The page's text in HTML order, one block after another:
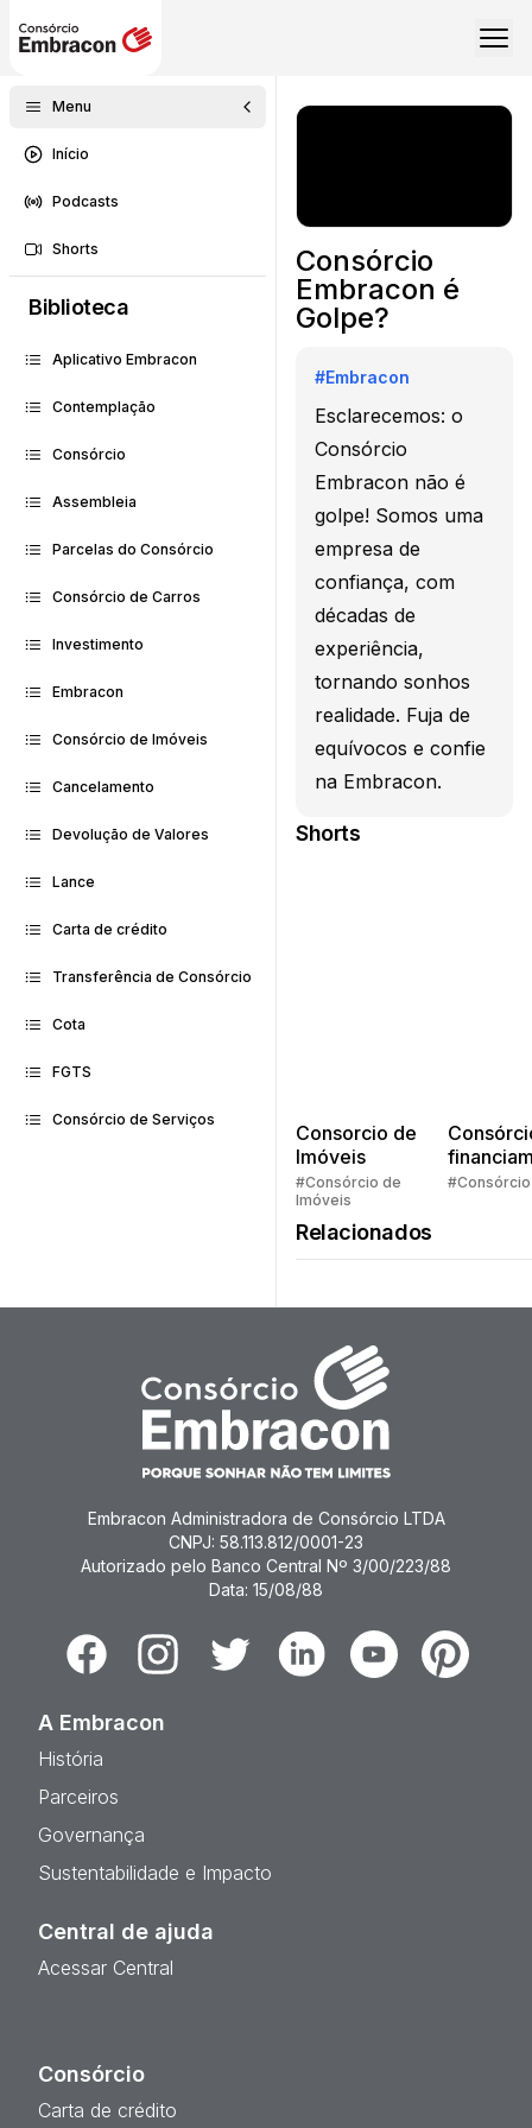
Menu
Início
Podcasts
Shorts
Biblioteca
Aplicativo Embracon
Contemplação
Consórcio
Assembleia
Parcelas do Consórcio
Consórcio de Carros
Investimento
Embracon
Consórcio de Imóveis
Cancelamento
Devolução de Valores
Lance
Carta de crédito
Transferência de Consórcio
Cota
FGTS
Consórcio de Serviços
Consórcio
Embracon é
Golpe?
#Embracon
Esclarecemos: o
Consórcio
Embracon não é
golpe! Somos uma
empresa de
confiança, com
décadas de
experiência,
tornando sonhos
realidade. Fuja de
equívocos e confie
na Embracon.
Shorts
Consorcio de
Imóveis
#Consórcio de
Imóveis
Quem
#Consórcio
Relacionados
Embracon Administradora de Consórcio LTDA
CNPJ: 58.113.812/0001-23
Autorizado pelo Banco Central Nº 3/00/223/88
Data: 15/08/88
FacebookInstagramTwitter LinkedinYoutubePinterest
A Embracon
História
Parceiros
Governança
Sustentabilidade e Impacto
Central de ajuda
Acessar Central
Consórcio
Carta de crédito